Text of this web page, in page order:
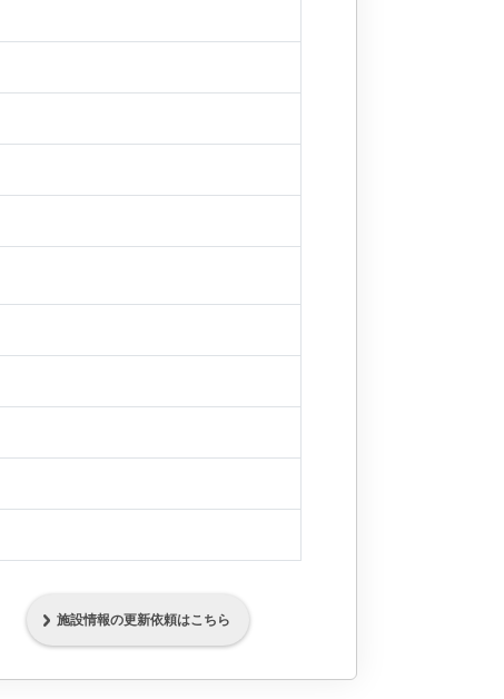
施設情報の更新依頼はこちら